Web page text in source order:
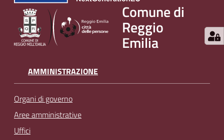
Comune di
Reggio
Emilia
AMMINISTRAZIONE
Organi di governo
Aree amministrative
Uffici